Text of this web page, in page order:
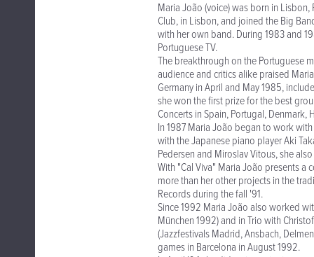
Maria João (voice) was born in
Club, in Lisbon, and joined the Big
with her own band. During 1983 and
Portuguese TV.
The breakthrough on the Portuguese
audience and critics alike praised
Germany in April and May 1985,
she won the first prize for the best
Concerts in Spain, Portugal,
In 1987 Maria João began to work
with the Japanese piano player Aki
Pedersen and Miroslav Vitous, she
With "Cal Viva" Maria João presents
more than her other projects in the
Records during the fall '91.
Since 1992 Maria João also worked
München 1992) and in Trio with
(Jazzfestivals Madrid, Ansbach,
games in Barcelona in August 1992.